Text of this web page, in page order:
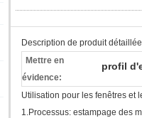
Description de produit détaillée
Mettre en
évidence:
profil
Utilisation pour les fenêtres et
1.Processus: estampage des